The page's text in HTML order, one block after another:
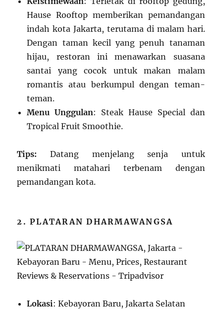
Hause Rooftop memberikan pemandangan
indah kota Jakarta, terutama di malam hari.
Dengan taman kecil yang penuh tanaman
hijau, restoran ini menawarkan suasana
santai yang cocok untuk makan malam
romantis atau berkumpul dengan teman-
teman.
Menu Unggulan: Steak Hause Special dan
Tropical Fruit Smoothie.
Tips: Datang menjelang senja untuk
menikmati matahari terbenam dengan
pemandangan kota.
2. PLATARAN DHARMAWANGSA
Lokasi: Kebayoran Baru, Jakarta Selatan